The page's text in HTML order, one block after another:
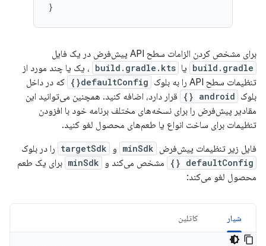
}
برای مشخص کردن الزامات سطح API پیش‌فرض در یک فایل
build.gradle یا build.gradle.kts ، یک یا چند مورد از
تنظیمات سطح API را به بلوک
defaultConfig{}
که در داخل
بلوک android {}
قرار دارد، اضافه کنید. همچنین می‌توانید این
مقادیر پیش‌فرض را برای نسخه‌های مختلف برنامه خود با افزودن
تنظیمات برای ساخت انواع یا طعم‌های محصول لغو کنید.
فایل زیر تنظیمات پیش‌فرض minSdk و targetSdk را در بلوک
defaultConfig {} مشخص می‌کند و minSdk برای یک طعم
محصول لغو می‌کند:
شیار کاتلین